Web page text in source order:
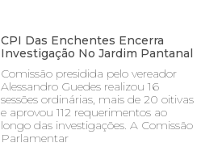
CPI Das Enchentes Encerra
Investigação No Jardim Pantanal
Comissão presidida pelo vereador
Alessandro Guedes realizou 16
sessões ordinárias, mais de 20 oitivas
e aprovou 112 requerimentos ao
longo das investigações. A Comissão
Parlamentar